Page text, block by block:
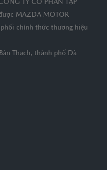
TY CỔ PHẦN TẬP
MAZDA MOTOR
phối chính thức thương hiệu
Thạch, thành phố Đà